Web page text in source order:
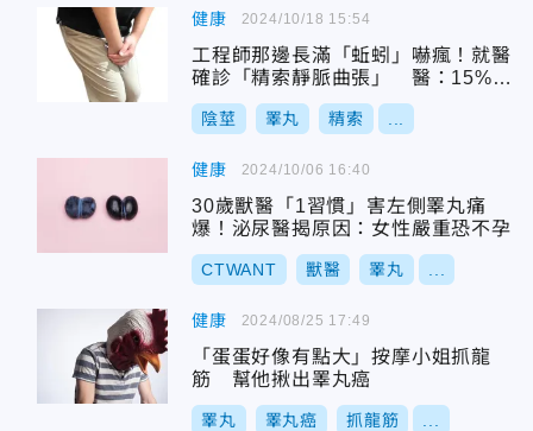
健康
工程師那邊長滿「蚯蚓」嚇瘋！就醫
確診「精索靜脈曲張」 醫：15%成
年男會得
陰莖 睪丸 精索
2024/10/18 15:54
健康
30歲獸醫「1習慣」害左側睪丸痛
爆！泌尿醫揭原因：女性嚴重恐不孕
CTWANT 獸醫 睪丸
2024/10/06 16:40
健康
「蛋蛋好像有點大」按摩小姐抓龍
筋 幫他揪出睪丸癌
睪丸 睪丸癌 抓龍筋
2024/08/25 17:49